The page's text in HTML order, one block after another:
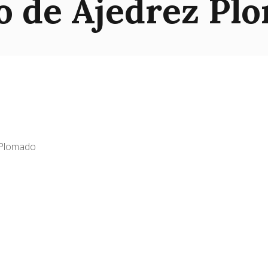
de Ajedrez